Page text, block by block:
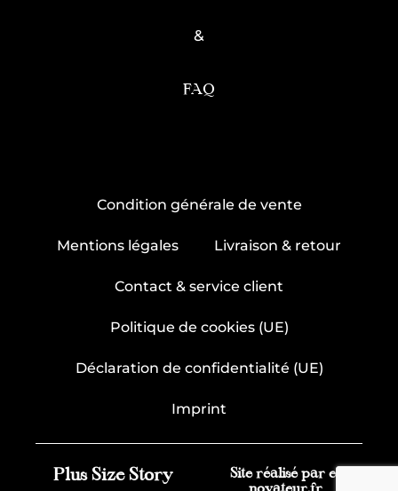
&
FAQ
Condition générale de vente
Mentions légales Livraison & retour
Contact & service client
Politique de cookies (UE)
Déclaration de confidentialité (UE)
Imprint
Plus Size Story
Site réalisé par e-